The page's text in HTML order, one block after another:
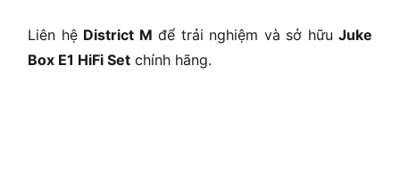
Liên hệ District M để trải nghiệm và sở hữu Juke
Box E1 HiFi Set chính hãng.